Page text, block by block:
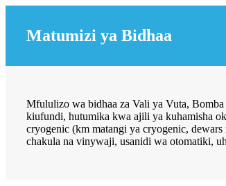
Matumizi ya Bidhaa
Mfululizo wa bidhaa za Vali ya Vuta,
kiufundi, hutumika kwa ajili ya kuhamisha
cryogenic (km matangi ya cryogenic,
chakula na vinywaji, usanidi wa otomatiki,